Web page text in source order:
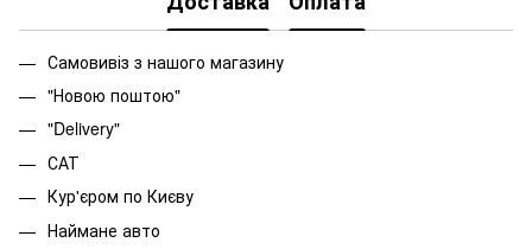
Самовивіз з нашого магазину
"Новою поштою"
"Delivery"
САТ
Кур'єром по Києву
Наймане авто